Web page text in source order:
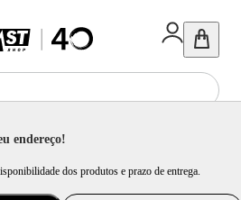
endereço!
dos produtos e prazo de entrega.
/ Frigobar / Frigobar Philco 68L Branco 5 Níveis de ajustes PFGE01